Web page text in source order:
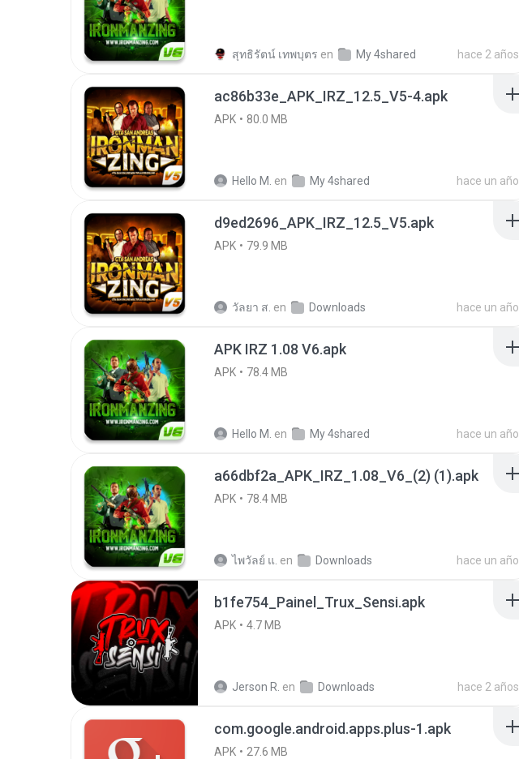
สุทธิรัตน์ เทพบุตร en My 4shared hace 2 años
ac86b33e_APK_IRZ_12.5_V5-4.apk
APK 80.0 MB
Hello M. en My 4shared hace un año
d9ed2696_APK_IRZ_12.5_V5.apk
APK 79.9 MB
วัลยา ส. en Downloads hace un año
APK IRZ 1.08 V6.apk
APK 78.4 MB
Hello M. en My 4shared hace un año
a66dbf2a_APK_IRZ_1.08_V6_(2) (1).apk
APK 78.4 MB
ไพวัลย์ แ. en Downloads hace un año
b1fe754_Painel_Trux_Sensi.apk
APK 4.7 MB
Jerson R. en Downloads hace 2 años
com.google.android.apps.plus-1.apk
APK 27.6 MB